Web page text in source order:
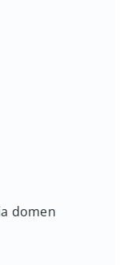
domen